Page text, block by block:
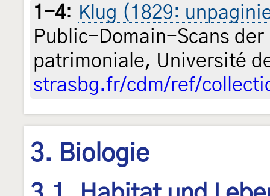
1-4: Klug (1829:
Public-Domain-Scans
patrimoniale, Université
strasbg.fr/cdm/ref/
3. Biologie